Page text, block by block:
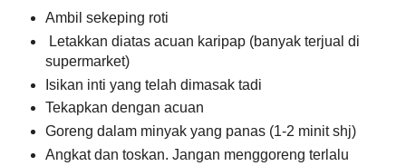
Ambil sekeping roti
Letakkan diatas acuan karipap (banyak terjual di
supermarket)
Isikan inti yang telah dimasak tadi
Tekapkan dengan acuan
Goreng dalam minyak yang panas (1-2 minit shj)
Angkat dan toskan. Jangan menggoreng terlalu